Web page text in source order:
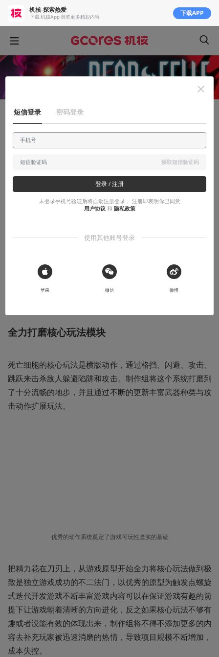
独立游戏开发怎么省钱？聊聊《死亡细胞》
有限的素材非常清晰的传达了游戏最核心的游戏乐趣，这一
套历史悠久的地牢游戏设计理念在如今对于如何提高游戏制
作的效率仍然有值得借鉴的地方。
全力打磨核心玩法模块
死亡细胞的核心玩法是横版动作，通过格挡、闪避、攻击、
跳跃来击杀敌人躲避陷阱和攻击。制作组将这个系统打磨到
了十分流畅的地步，并且通过不断的更新丰富武器种类与攻
击动作扩展玩法。
优秀的动作系统奠定了游戏可玩性坚实的基础
把精力花在刀刃上，从游戏原型开始全力将核心玩法做到极
致是独立游戏成功的不二法门，以优秀的原型为触发点螺旋
式迭代开发游戏不断丰富游戏内容可以在保证游戏有趣的前
提下让游戏朝着清晰的方向进化，反之如果核心玩法不够有
趣或者没能有效的体现出来，制作组将不得不添加更多的内
容去补充玩家被迅速消磨的热情，导致项目规模不断增加，
成本失控。
机核-探索热爱
下载 机核App 浏览更多精彩内容 下载APP
短信登录 密码登录
获取短信验证码
登录 / 注册
未登录手机号验证后将自动注册登录， 注册即表明你已同意
用户协议 和 隐私政策
使用其他账号登录
 Sign in with Apple
苹果 微信 微博